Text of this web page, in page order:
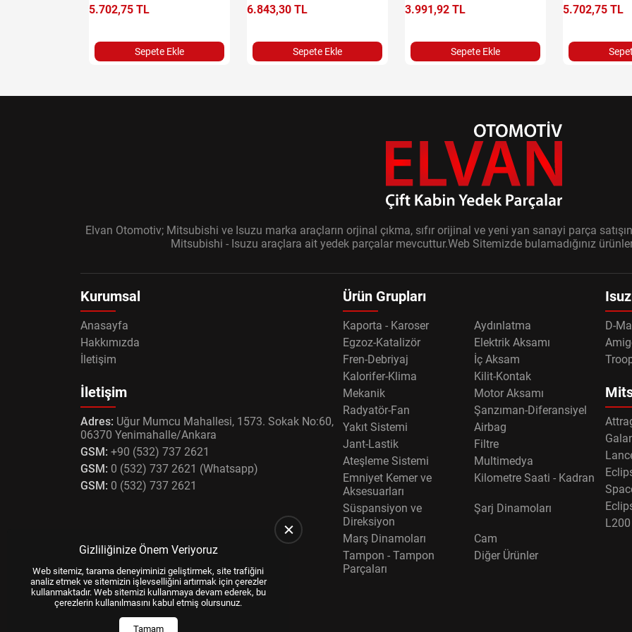
5.702,75 TL
Sepete Ekle
6.843,30 TL
Sepete Ekle
3.991,92 TL
Sepete Ekle
5.702,75 TL
Elvan Otomotiv; Mitsubishi ve Isuzu marka araçların orjinal çıkma, sıfır orijinal ve yeni yan sanayi parça
Mitsubishi - Isuzu araçlara ait yedek parçalar mevcuttur.Web Sitemizde bulamadığınız
Kurumsal
Anasayfa
Hakkımızda
İletişim
İletişim
Adres: Uğur Mumcu Mahallesi, 1573. Sokak No:60,
06370 Yenimahalle/Ankara
GSM: +90 (532) 737 2621
GSM: 0 (532) 737 2621 (Whatsapp)
GSM: 0 (532) 737 2621
Ürün Grupları
Kaporta - Karoser
Aydınlatma
Egzoz-Katalizör
Elektrik Aksamı
Fren-Debriyaj
İç Aksam
Kalorifer-Klima
Kilit-Kontak
Mekanik
Motor Aksamı
Radyatör-Fan
Şanzıman-Diferansiyel
Yakıt Sistemi
Airbag
Jant-Lastik
Filtre
Ateşleme Sistemi
Multimedya
Emniyet Kemer ve
Aksesuarları
Kilometre Saati - Kadran
Süspansiyon ve
Direksiyon
Şarj Dinamoları
Marş Dinamoları
Cam
Tampon - Tampon
Parçaları
Diğer Ürünler
D-
L200
Gizliliğinize Önem Veriyoruz
Web sitemiz, tarama deneyiminizi geliştirmek, site trafiğini
analiz etmek ve sitemizin işlevselliğini artırmak için çerezler
kullanmaktadır. Web sitemizi kullanmaya devam ederek, bu
çerezlerin kullanılmasını kabul etmiş olursunuz.
Tamam